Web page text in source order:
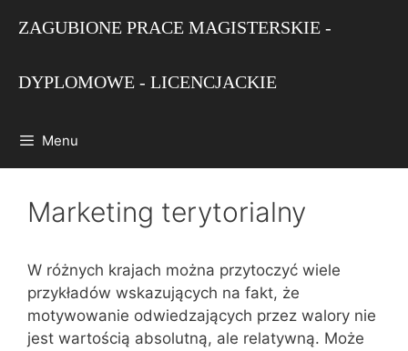
ZAGUBIONE PRACE MAGISTERSKIE -
DYPLOMOWE - LICENCJACKIE
Menu
Marketing terytorialny
W różnych krajach można przytoczyć wiele
przykładów wskazujących na fakt, że
motywowanie odwiedzających przez walory nie
jest wartością absolutną, ale relatywną. Może